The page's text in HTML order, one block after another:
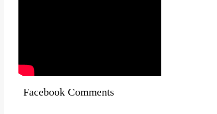
Facebook Comments